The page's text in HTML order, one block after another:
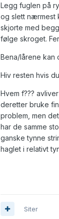
Legg fuglen på
og slett nærmest
skjorte med
følge skroget.
Bena/lårene kan
Hiv resten hvis
Hvem f???
deretter bruke
problem, men
har de samme
ganske tynne
haglet i relativt
Siter